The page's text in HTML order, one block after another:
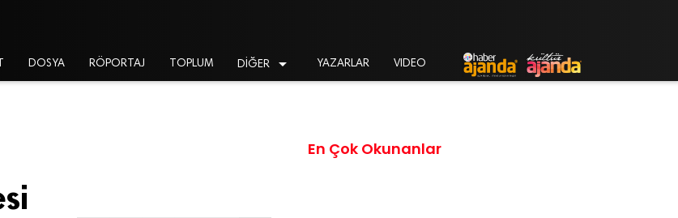
DOSYA RÖPORTAJ TOPLUM DİĞER  YAZARLAR VIDEO
En Çok Okunanlar